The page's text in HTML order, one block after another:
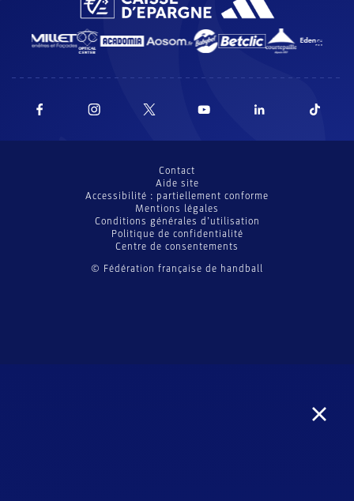
© Fédération française de handball
Contact
Aide site
Accessibilité : partiellement conforme
Mentions légales
Conditions générales d’utilisation
Politique de confidentialité
Centre de consentements